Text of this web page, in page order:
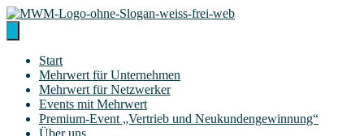
Zum
Inhalt
springen
Start
Mehr­wert für Unternehmen
Mehr­wert für Netzwerker
Events mit Mehrwert
Pre­­mi­um-Event „Ver­trieb und Neukundengewinnung“
Über uns